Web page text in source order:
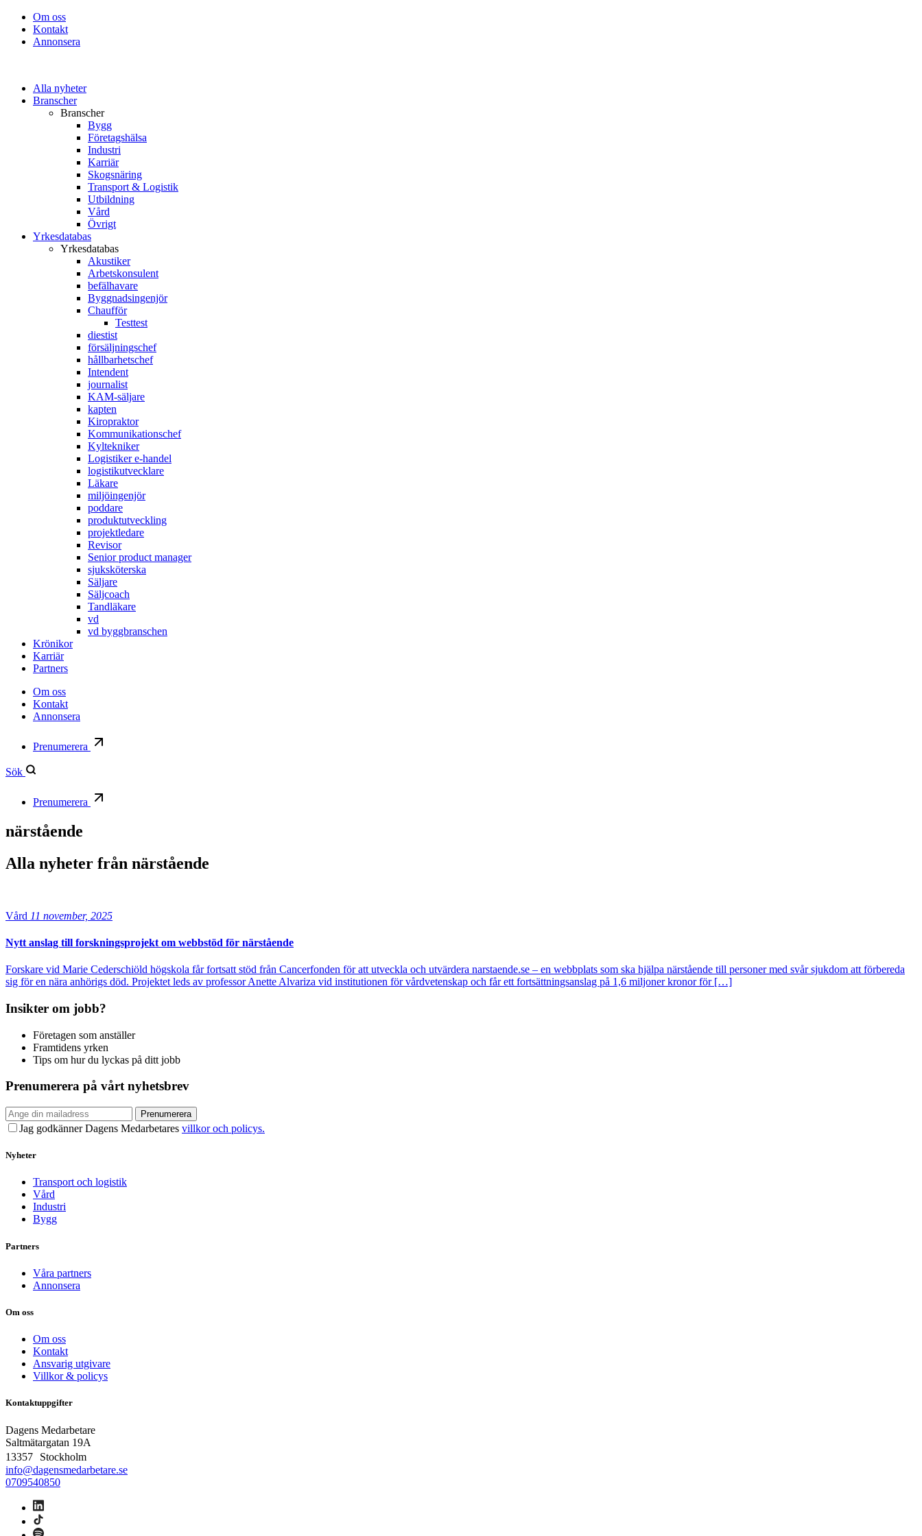
Om oss
Kontakt
Annonsera
Alla nyheter
Branscher
Branscher
Bygg
Företagshälsa
Industri
Karriär
Skogsnäring
Transport & Logistik
Utbildning
Vård
Övrigt
Yrkesdatabas
Yrkesdatabas
Akustiker
Arbetskonsulent
befälhavare
Byggnadsingenjör
Chaufför
Testtest
diestist
försäljningschef
hållbarhetschef
Intendent
journalist
KAM-säljare
kapten
Kiropraktor
Kommunikationschef
Kyltekniker
Logistiker e-handel
logistikutvecklare
Läkare
miljöingenjör
poddare
produktutveckling
projektledare
Revisor
Senior product manager
sjuksköterska
Säljare
Säljcoach
Tandläkare
vd
vd byggbranschen
Krönikor
Karriär
Partners
Om oss
Kontakt
Annonsera
Prenumerera
Sök
Prenumerera
närstående
Alla nyheter från närstående
Vård 11 november, 2025
Nytt anslag till forskningsprojekt om webbstöd för närstående
Forskare vid Marie Cederschiöld högskola får fortsatt stöd från Cancerfonden för att utveckla och utvärdera narstaende.se – en webbplats som ska hjälpa närstående till personer med svår sjukdom att förbereda
sig för en nära anhörigs död. Projektet leds av professor Anette Alvariza vid institutionen för vårdvetenskap och får ett fortsättningsanslag på 1,6 miljoner kronor för […]
Insikter om jobb?
Företagen som anställer
Framtidens yrken
Tips om hur du lyckas på ditt jobb
Prenumerera på vårt nyhetsbrev
Prenumerera
Jag godkänner Dagens Medarbetares villkor och policys.
Nyheter
Transport och logistik
Vård
Industri
Bygg
Partners
Våra partners
Annonsera
Om oss
Om oss
Kontakt
Ansvarig utgivare
Villkor & policys
Kontaktuppgifter
Dagens Medarbetare
Saltmätargatan 19A
13357 Stockholm
info@dagensmedarbetare.se
0709540850